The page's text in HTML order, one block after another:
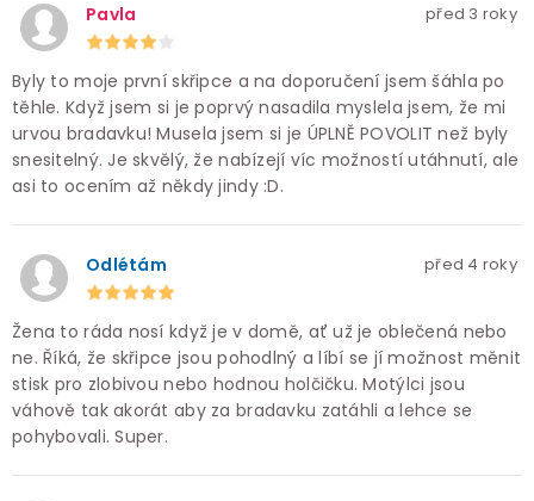
Pavla před 3 roky
Byly to moje první skřipce a na doporučení jsem šáhla po
těhle. Když jsem si je poprvý nasadila myslela jsem, že mi
urvou bradavku! Musela jsem si je ÚPLNĚ POVOLIT než byly
snesitelný. Je skvělý, že nabízejí víc možností utáhnutí, ale
asi to ocením až někdy jindy :D.
Odlétám před 4 roky
Žena to ráda nosí když je v domě, ať už je oblečená nebo
ne. Říká, že skřipce jsou pohodlný a líbí se jí možnost měnit
stisk pro zlobivou nebo hodnou holčičku. Motýlci jsou
váhově tak akorát aby za bradavku zatáhli a lehce se
pohybovali. Super.